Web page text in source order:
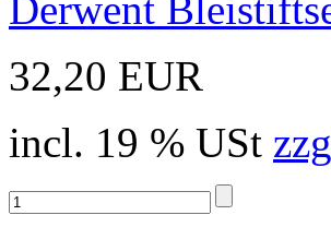
32,20 EUR
incl. 19 % USt